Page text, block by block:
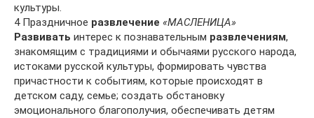
культуры.
4 Праздничное развлечение «МАСЛЕНИЦА»
Развивать интерес к познавательным развлечениям,
знакомящим с традициями и обычаями русского народа,
истоками русской культуры, формировать чувства
причастности к событиям, которые происходят в
детском саду, семье; создать обстановку
эмоционального благополучия, обеспечивать детям